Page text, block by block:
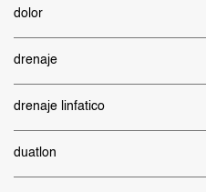
dolor
drenaje
drenaje linfatico
duatlon